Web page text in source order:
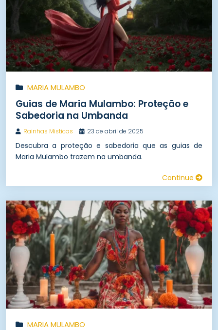
MARIA MULAMBO
Guias de Maria Mulambo: Proteção e
Sabedoria na Umbanda
Rainhas Misticas 23 de abril de 2025
Descubra a proteção e sabedoria que as guias de
Maria Mulambo trazem na umbanda.
Continue
MARIA MULAMBO